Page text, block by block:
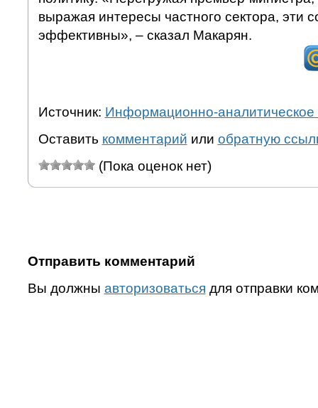
выражая интересы частного сектора, эти
эффективны», – сказал Макарян.
Источник: Информационно-аналитическое
Оставить комментарий или обратную
(Пока оценок нет)
Отправить комментарий
Вы должны авторизоваться для отправки